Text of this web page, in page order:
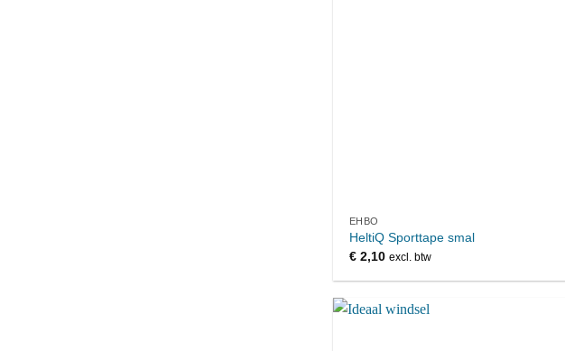
EHBO
HeltiQ Sporttape smal
€2,10 excl. btw